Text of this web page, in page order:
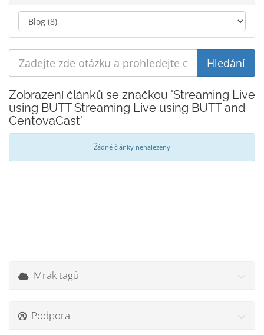
Zobrazení článků se značkou 'Streaming Live
using BUTT Streaming Live using BUTT and
CentovaCast'
Žádné články nenalezeny
Mrak tagů
Podpora